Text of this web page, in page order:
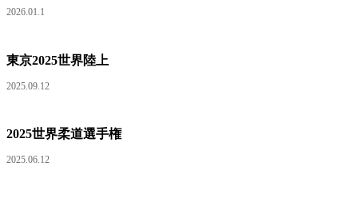
2026.01.1
東京2025世界陸上
2025.09.12
2025世界柔道選手権
2025.06.12